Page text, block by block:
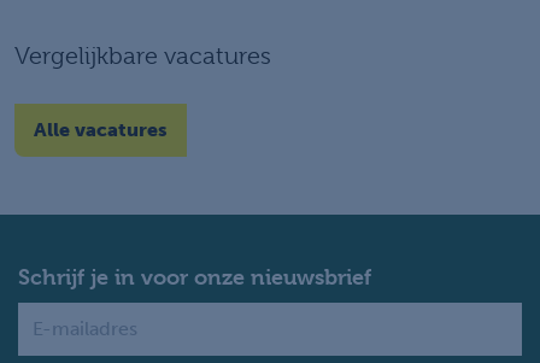
Vergelijkbare vacatures
Alle vacatures
Schrijf je in voor onze nieuwsbrief